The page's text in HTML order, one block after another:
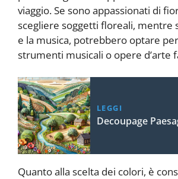
viaggio. Se sono appassionati di
scegliere soggetti floreali, mentre
e la musica, potrebbero optare
strumenti musicali o opere d’arte
LEGGI
Decoupage
Quanto alla scelta dei colori, è